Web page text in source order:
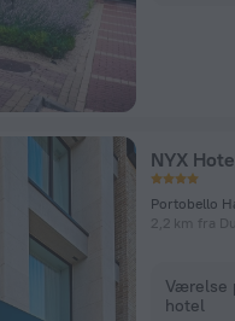
NYX
Portobello
2,2 km fra
Værelse
hotel